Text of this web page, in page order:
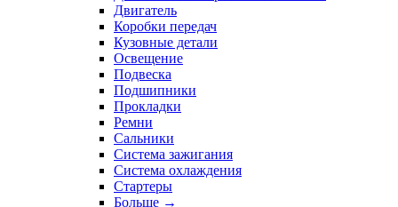
Двигатель
Коробки передач
Кузовные детали
Освещение
Подвеска
Подшипники
Прокладки
Ремни
Сальники
Система зажигания
Система охлаждения
Стартеры
Больше →